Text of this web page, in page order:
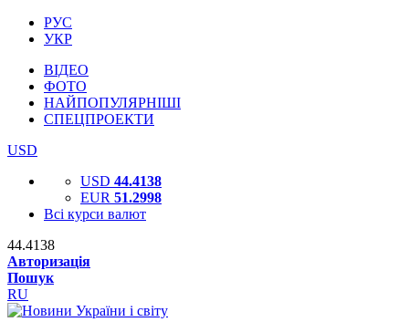
РУС
УКР
ВІДЕО
ФОТО
НАЙПОПУЛЯРНІШІ
СПЕЦПРОЕКТИ
USD
USD 44.4138
EUR 51.2998
Всі курси валют
44.4138
Авторизація
Пошук
RU